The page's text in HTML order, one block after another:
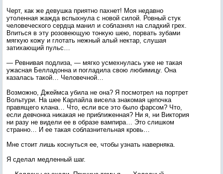
Черт, как же девушка приятно пахнет! Моя недавно
утоленная жажда вспыхнула с новой силой. Ровный стук
человеческого сердца манил и соблазнял на сладкий грех.
Впиться в эту розовеющую тонкую шею, порвать зубами
мягкую кожу и глотать нежный алый нектар, слушая
затихающий пульс…
— Ревнивая подлиза, — мягко усмехнулась уже не такая
ужасная Белладонна и погладила свою любимицу. Она
казалась такой… Человечной…
Возможно, Джеймса убила не она? Я посмотрел на портрет
Вольтури. На шее Карлайла висела знакомая цепочка
правящего клана… Что, если все это было фарсом? Что,
если девчонка никакая не приближенная? Ни я, ни Виктория
ни разу не видели ее в образе вампира… Это слишком
странно… И ее такая соблазнительная кровь…
Мне стоит лишь коснуться ее, чтобы узнать наверняка.
Я сделал медленный шаг.